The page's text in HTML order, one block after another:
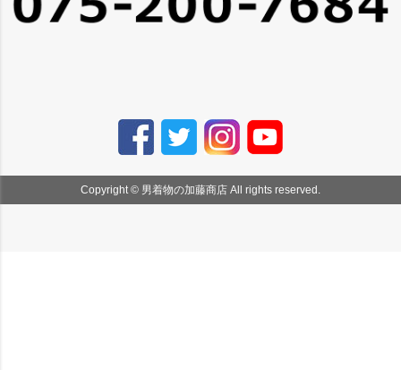
Copyright © 男着物の加藤商店 All rights reserved.